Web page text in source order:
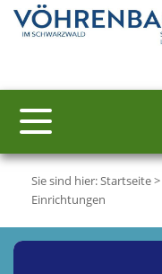
Sie sind hier:Startseite>
Einrichtungen